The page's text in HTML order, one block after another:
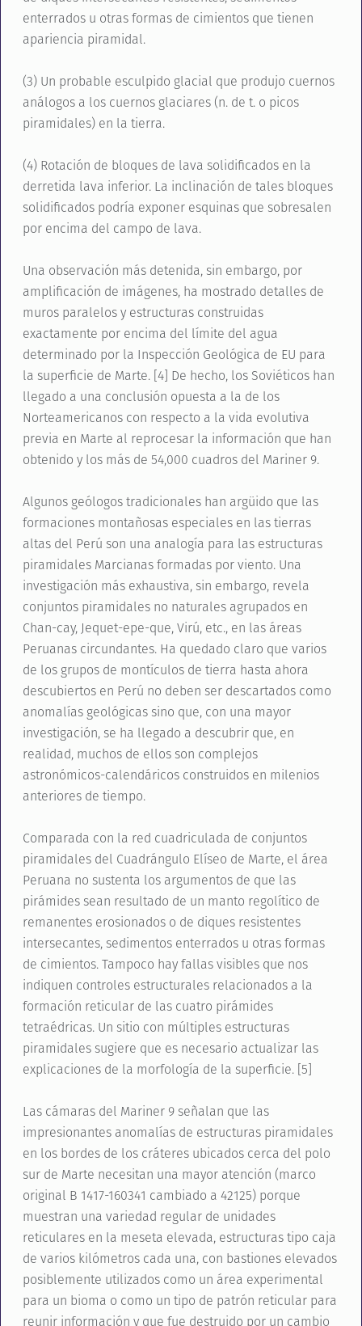
enterrados u otras formas de cimientos que tienen
apariencia piramidal.
(3) Un probable esculpido glacial que produjo cuernos
análogos a los cuernos glaciares (n. de t. o picos
piramidales) en la tierra.
(4) Rotación de bloques de lava solidificados en la
derretida lava inferior. La inclinación de tales bloques
solidificados podría exponer esquinas que sobresalen
por encima del campo de lava.
Una observación más detenida, sin embargo, por
amplificación de imágenes, ha mostrado detalles de
muros paralelos y estructuras construidas
exactamente por encima del límite del agua
determinado por la Inspección Geológica de EU para
la superficie de Marte. [4] De hecho, los Soviéticos han
llegado a una conclusión opuesta a la de los
Norteamericanos con respecto a la vida evolutiva
previa en Marte al reprocesar la información que han
obtenido y los más de 54,000 cuadros del Mariner 9.
Algunos geólogos tradicionales han argüido que las
formaciones montañosas especiales en las tierras
altas del Perú son una analogía para las estructuras
piramidales Marcianas formadas por viento. Una
investigación más exhaustiva, sin embargo, revela
conjuntos piramidales no naturales agrupados en
Chan-cay, Jequet-epe-que, Virú, etc., en las áreas
Peruanas circundantes. Ha quedado claro que varios
de los grupos de montículos de tierra hasta ahora
descubiertos en Perú no deben ser descartados como
anomalías geológicas sino que, con una mayor
investigación, se ha llegado a descubrir que, en
realidad, muchos de ellos son complejos
astronómicos-calendáricos construidos en milenios
anteriores de tiempo.
Comparada con la red cuadriculada de conjuntos
piramidales del Cuadrángulo Elíseo de Marte, el área
Peruana no sustenta los argumentos de que las
pirámides sean resultado de un manto regolítico de
remanentes erosionados o de diques resistentes
intersecantes, sedimentos enterrados u otras formas
de cimientos. Tampoco hay fallas visibles que nos
indiquen controles estructurales relacionados a la
formación reticular de las cuatro pirámides
tetraédricas. Un sitio con múltiples estructuras
piramidales sugiere que es necesario actualizar las
explicaciones de la morfología de la superficie. [5]
Las cámaras del Mariner 9 señalan que las
impresionantes anomalías de estructuras piramidales
en los bordes de los cráteres ubicados cerca del polo
sur de Marte necesitan una mayor atención (marco
original B 1417-160341 cambiado a 42125) porque
muestran una variedad regular de unidades
reticulares en la meseta elevada, estructuras tipo caja
de varios kilómetros cada una, con bastiones elevados
posiblemente utilizados como un área experimental
para un bioma o como un tipo de patrón reticular para
reunir información y que fue destruido por un cambio